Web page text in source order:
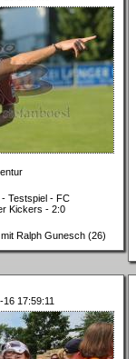
Testspiel - FC
Kickers - 2:0
Ralph Gunesch (26)
17:59:11